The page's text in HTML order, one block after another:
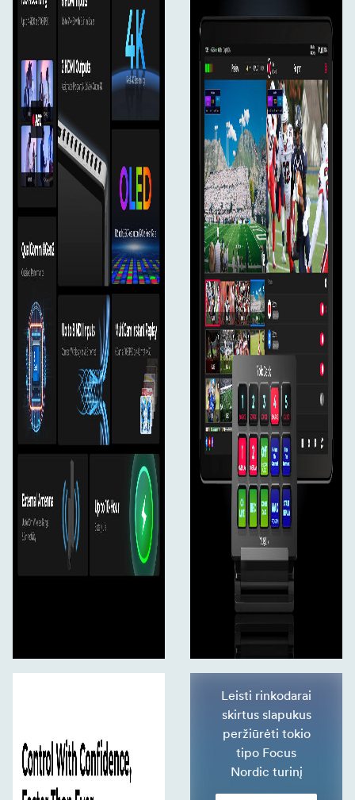
Leisti rinkodarai
skirtus slapukus
peržiūrėti tokio
tipo Focus
Nordic turinį